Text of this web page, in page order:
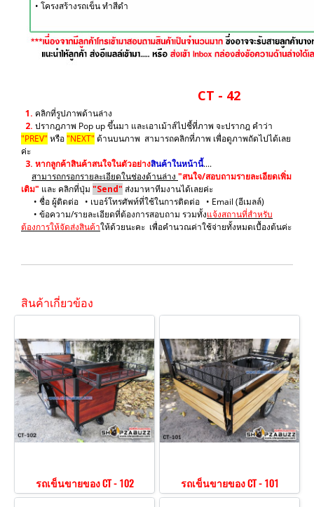
• โครงสร้างรถเข็น ทำสีดำ
CT - 42
1. คลิกที่รูปภาพด้านล่าง
2. ปรากฎภาพ Pop up ขึ้นมา และเอาเม้าส์ไปชี้ที่ภาพ จะปรากฎ คำว่า
"PREV" หรือ"NEXT" ด้านบนภาพ สามารถคลิกที่ภาพ เพื่อดูภาพถัดไปได้เลย
ค่ะ
3. หากลูกค้าสินค้าสนใจในตัวอย่างสินค้าในหน้านี้....
สามารถกรอกรายละเอียดในช่องด้านล่าง "สนใจ/สอบถามรายละเอียดเพิ่ม
เติม" และ คลิกที่ปุ่ม "Send" ส่งมาหาทีมงานได้เลยค่ะ
• ชื่อ ผู้ติดต่อ • เบอร์โทรศัพท์ที่ใช้ในการติดต่อ • Email (อีเมลล์)
• ข้อความ/รายละเอียดที่ต้องการสอบถาม รวมทั้งแจ้งสถานที่สำหรับ
ต้องการให้จัดส่งสินค้าให้ด้วยนะคะ เพื่อคำนวณค่าใช้จ่ายทั้งหมดเบื้องต้นค่ะ
สินค้าเกี่ยวข้อง
รถเข็นขายของ CT - 102 รถเข็นขายของ CT - 101